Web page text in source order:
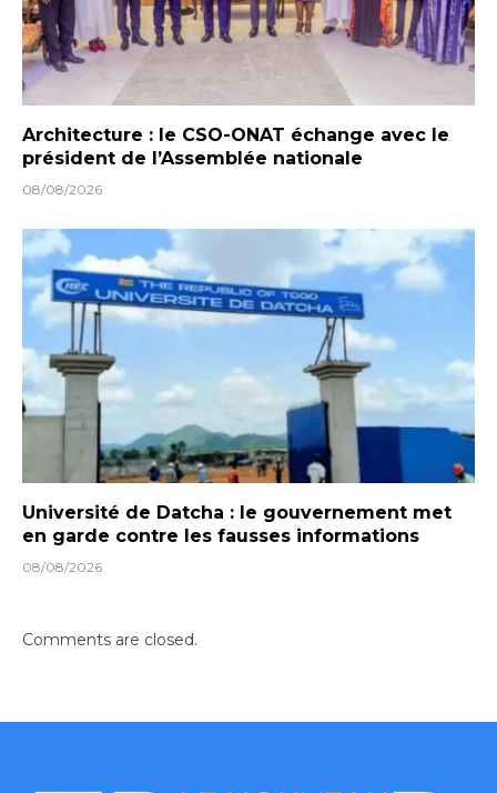
Architecture : le CSO-ONAT échange avec le
président de l’Assemblée nationale
08/08/2026
Université de Datcha : le gouvernement met
en garde contre les fausses informations
08/08/2026
Comments are closed.